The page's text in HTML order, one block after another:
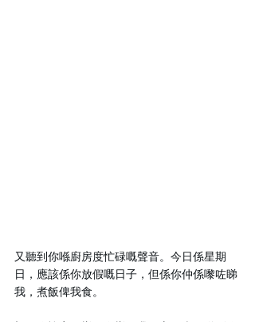
又聽到你喺廚房度忙碌嘅聲音。今日係星期
日，應該係你放假嘅日子，但係你仲係嚟咗睇
我，煮飯俾我食。